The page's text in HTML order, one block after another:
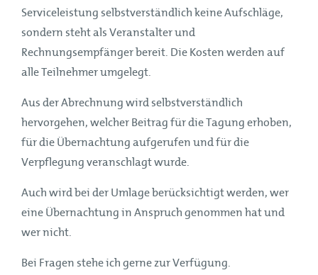
Serviceleistung selbstverständlich keine Aufschläge,
sondern steht als Veranstalter und
Rechnungsempfänger bereit. Die Kosten werden auf
alle Teilnehmer umgelegt.
Aus der Abrechnung wird selbstverständlich
hervorgehen, welcher Beitrag für die Tagung erhoben,
für die Übernachtung aufgerufen und für die
Verpflegung veranschlagt wurde.
Auch wird bei der Umlage berücksichtigt werden, wer
eine Übernachtung in Anspruch genommen hat und
wer nicht.
Bei Fragen stehe ich gerne zur Verfügung.